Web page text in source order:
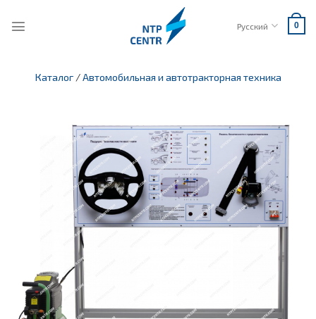
Русский 0
Каталог /Автомобильная и автотракторная техника